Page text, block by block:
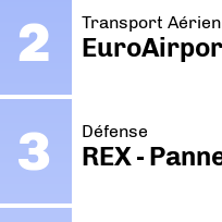
Transport Aérien
Défense
REX -